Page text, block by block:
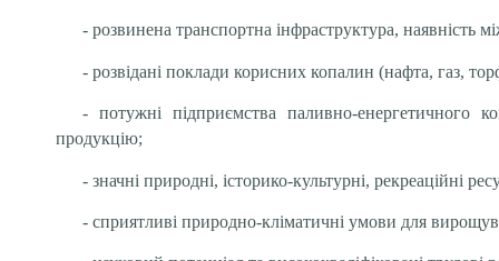
- розвинена транспортна інфраструктура, наявність
- розвідані поклади корисних копалин (нафта, газ,
- потужні підприємства паливно-енергетичного
продукцію;
- значні природні, історико-культурні, рекреаційні
- сприятливі природно-кліматичні умови для